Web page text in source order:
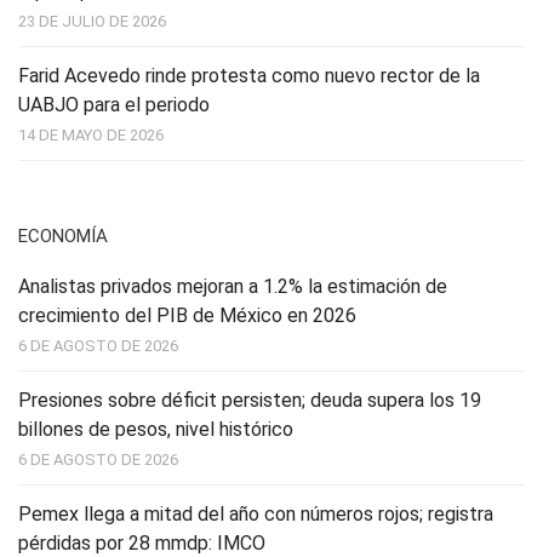
23 DE JULIO DE 2026
Farid Acevedo rinde protesta como nuevo rector de la
UABJO para el periodo
14 DE MAYO DE 2026
ECONOMÍA
Analistas privados mejoran a 1.2% la estimación de
crecimiento del PIB de México en 2026
6 DE AGOSTO DE 2026
Presiones sobre déficit persisten; deuda supera los 19
billones de pesos, nivel histórico
6 DE AGOSTO DE 2026
Pemex llega a mitad del año con números rojos; registra
pérdidas por 28 mmdp: IMCO